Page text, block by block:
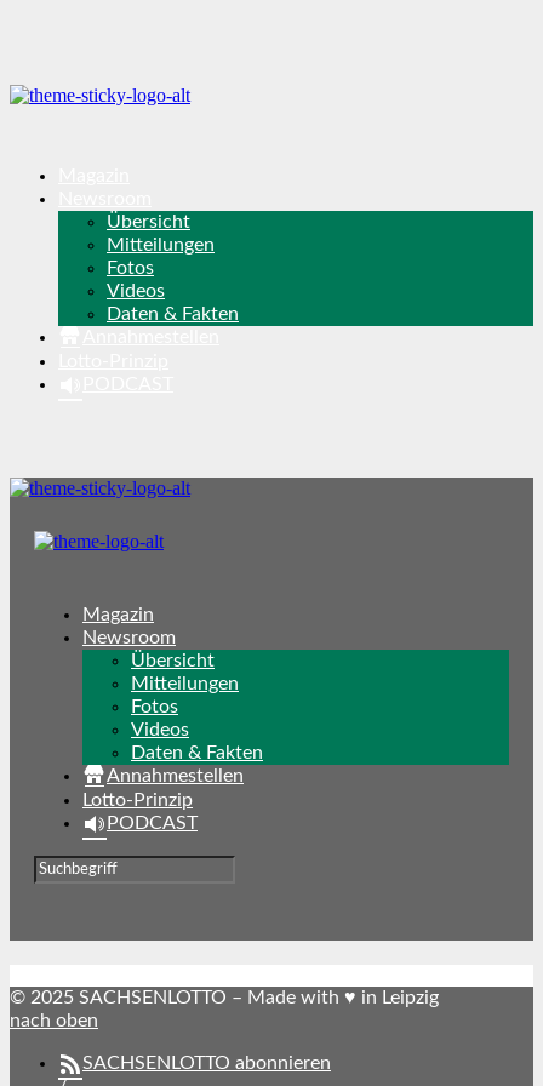
Übersicht
Mitteilungen
Fotos
Videos
Daten & Fakten
Magazin
Newsroom
Übersicht
Mitteilungen
Fotos
Videos
Daten & Fakten
Annahmestellen
Lotto-Prinzip
PODCAST
© 2025 SACHSENLOTTO – Made with ♥ in Leipzig
nach oben
SACHSENLOTTO abonnieren